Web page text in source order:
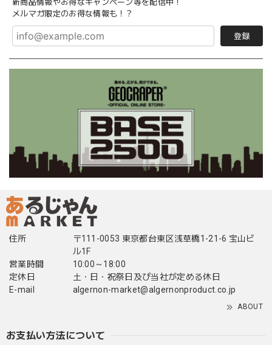
新商品情報やお得なキャンペーン等を配信中！
メルマガ限定のお得な情報も！？
登録
住所
〒111-0053 東京都台東区浅草橋1-21-6 宝山ビ
ル1F
営業時間
10:00～18:00
定休日
土・日・祝祭日及び当社が定める休日
E-mail
algernon-market@algernonproduct.co.jp
ABOUT
お支払い方法について